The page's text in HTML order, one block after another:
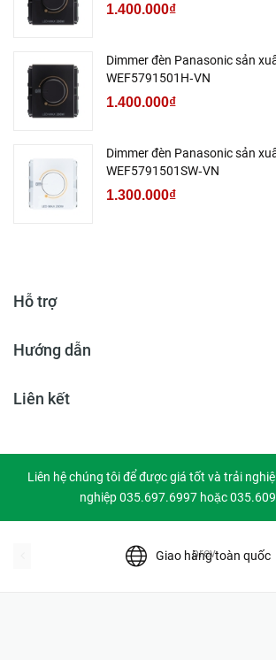
1.400.000₫
Dimmer đèn Panasonic sản
WEF5791501H‑VN
1.400.000₫
Dimmer đèn Panasonic sản
WEF5791501SW‑VN
1.300.000₫
Hỗ trợ
Hướng dẫn
Liên kết
Liên hệ chúng tôi để được giá tốt và trải
nghiệp 035.697.6997 hoặc
Giao hàng toàn quốc
prev